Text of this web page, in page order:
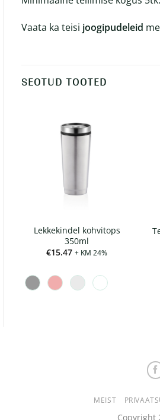
Vaata ka teisi joogipudeleid
SEOTUD TOOTED
Lekkekindel kohvitops
350ml
€15.47 + KM 24%
MEIST
Copyright